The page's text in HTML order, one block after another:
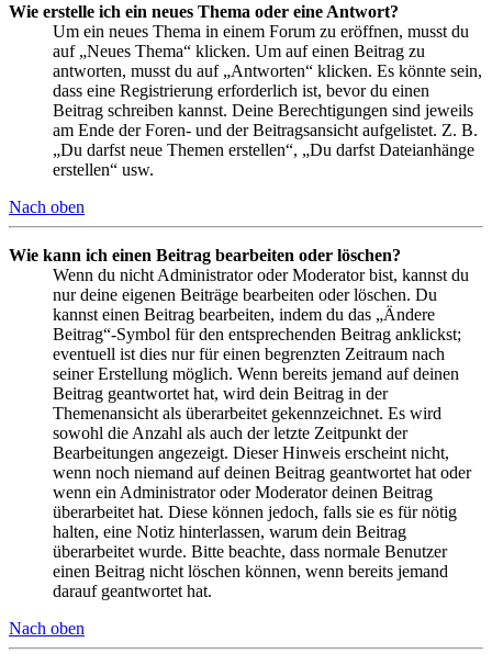
Wie erstelle ich ein neues Thema oder eine Antwort?
Um ein neues Thema in einem Forum zu eröffnen, musst du
auf „Neues Thema“ klicken. Um auf einen Beitrag zu
antworten, musst du auf „Antworten“ klicken. Es könnte sein,
dass eine Registrierung erforderlich ist, bevor du einen
Beitrag schreiben kannst. Deine Berechtigungen sind jeweils
am Ende der Foren- und der Beitragsansicht aufgelistet. Z. B.
„Du darfst neue Themen erstellen“, „Du darfst Dateianhänge
erstellen“ usw.
Nach oben
Wie kann ich einen Beitrag bearbeiten oder löschen?
Wenn du nicht Administrator oder Moderator bist, kannst du
nur deine eigenen Beiträge bearbeiten oder löschen. Du
kannst einen Beitrag bearbeiten, indem du das „Ändere
Beitrag“-Symbol für den entsprechenden Beitrag anklickst;
eventuell ist dies nur für einen begrenzten Zeitraum nach
seiner Erstellung möglich. Wenn bereits jemand auf deinen
Beitrag geantwortet hat, wird dein Beitrag in der
Themenansicht als überarbeitet gekennzeichnet. Es wird
sowohl die Anzahl als auch der letzte Zeitpunkt der
Bearbeitungen angezeigt. Dieser Hinweis erscheint nicht,
wenn noch niemand auf deinen Beitrag geantwortet hat oder
wenn ein Administrator oder Moderator deinen Beitrag
überarbeitet hat. Diese können jedoch, falls sie es für nötig
halten, eine Notiz hinterlassen, warum dein Beitrag
überarbeitet wurde. Bitte beachte, dass normale Benutzer
einen Beitrag nicht löschen können, wenn bereits jemand
darauf geantwortet hat.
Nach oben